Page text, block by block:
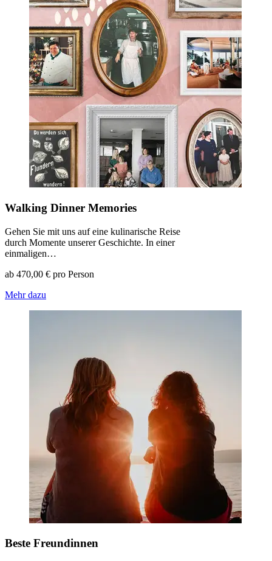
Walking Dinner Memories
Gehen Sie mit uns auf eine kulinarische Reise
durch Momente unserer Geschichte. In einer
einmaligen…
ab 470,00 € pro Person
Mehr dazu
Beste Freundinnen